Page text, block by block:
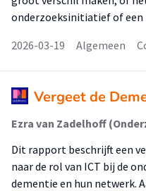
onderzoeksinitiatief of
2026-03-19
Algemeen
Vergeet de
Dit rapport beschrijft een
naar de rol van ICT bij de
dementie en hun netwerk.